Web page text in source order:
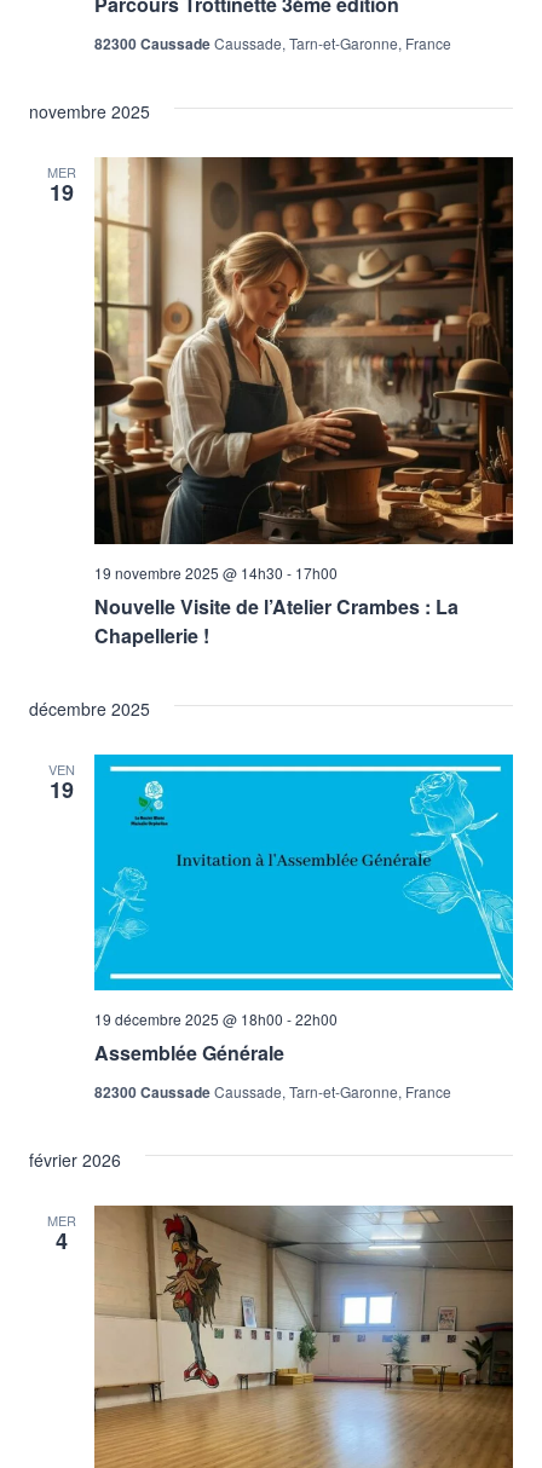
82300 CaussadeCaussade, Tarn-et-Garonne, France
novembre 2025
MER
19
Nouvelle Visite de l’Atelier Crambes : La
Chapellerie !
19 novembre 2025 @ 14h30 - 17h00
décembre 2025
VEN
19
Assemblée Générale
19 décembre 2025 @ 18h00 -22h00
82300 CaussadeCaussade, Tarn-et-Garonne, France
février 2026
MER
4